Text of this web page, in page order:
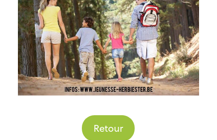
Retour